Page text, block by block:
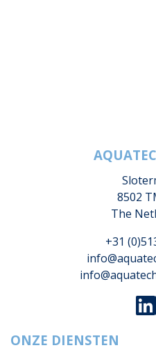
8502
The
+31
ONZE DIENSTEN